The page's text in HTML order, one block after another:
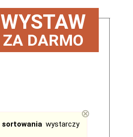
WYSTAW
ZA DARMO
sortowaniawystarczy
⊗